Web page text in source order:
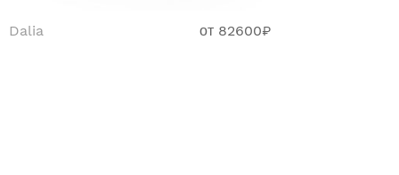
Dalia от 82600₽